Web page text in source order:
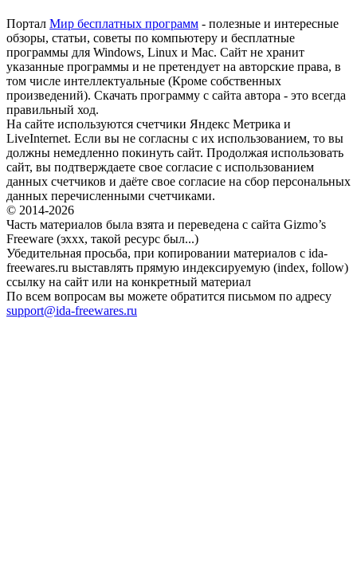
Портал Мир бесплатных программ - полезные и интересные
обзоры, статьи, советы по компьютеру и бесплатные
программы для Windows, Linux и Mac. Сайт не хранит
указанные программы и не претендует на авторские права, в
том числе интеллектуальные (Кроме собственных
произведений). Скачать программу с сайта автора - это всегда
правильный ход.
На сайте используются счетчики Яндекс Метрика и
LiveInternet. Если вы не согласны с их использованием, то вы
должны немедленно покинуть сайт. Продолжая использовать
сайт, вы подтверждаете свое согласие с использованием
данных счетчиков и даёте свое согласие на сбор персональных
данных перечисленными счетчиками.
© 2014-2026
Часть материалов была взята и переведена с сайта Gizmo’s
Freeware (эххх, такой ресурс был...)
Убедительная просьба, при копировании материалов с ida-
freewares.ru выставлять прямую индексируемую (index, follow)
ссылку на сайт или на конкретный материал
По всем вопросам вы можете обратится письмом по адресу
support@ida-freewares.ru